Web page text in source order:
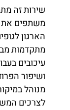
שירות זה
משתפים את
הארגון
מתקדמות
עיכובים
ושיפור
מנוהל
לצרכים